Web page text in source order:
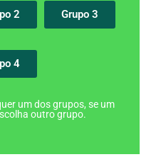
2 Grupo 3
4
um dos grupos, se um
outro grupo.